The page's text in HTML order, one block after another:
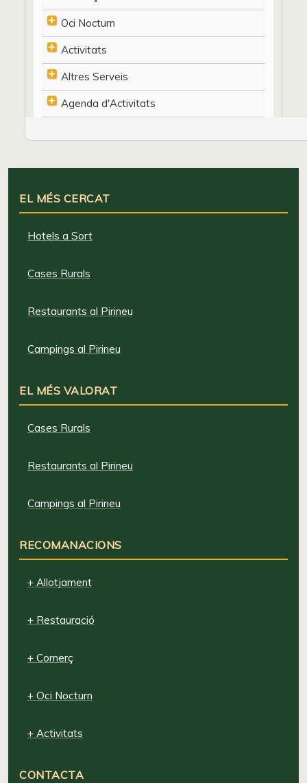
Oci Nocturn
Activitats
Altres Serveis
Agenda d'Activitats
EL MÉS CERCAT
Hotels a Sort
Cases Rurals
Restaurants al Pirineu
Campings al Pirineu
EL MÉS VALORAT
Cases Rurals
Restaurants al Pirineu
Campings al Pirineu
RECOMANACIONS
+ Allotjament
+ Restauració
+ Comerç
+ Oci Nocturn
+ Activitats
CONTACTA